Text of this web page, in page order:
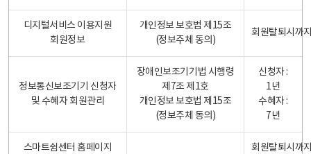
디지털서비스 이용지원
회원정보
개인정보 보호법 제15조
(정보주체 동의)
회원탈퇴시까
정보통신보조기기 신청자
및 수혜자 회원관리
장애인보조기기법 시행령
제7조 제1호
개인정보 보호법 제15조
(정보주체 동의)
신청자 :
1년
수혜자 :
7년
스마트쉼센터 홈페이지
회원탈퇴시까